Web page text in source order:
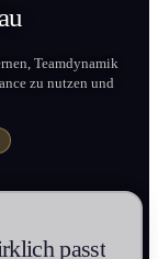
Teamdynamik
zu nutzen und
passt